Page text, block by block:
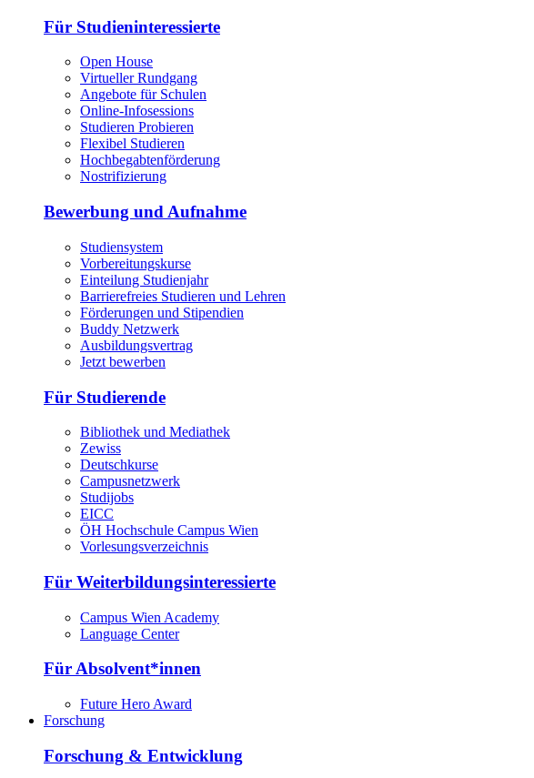
Für Studieninteressierte
Open House
Virtueller Rundgang
Angebote für Schulen
Online-Infosessions
Studieren Probieren
Flexibel Studieren
Hochbegabtenförderung
Nostrifizierung
Bewerbung und Aufnahme
Studiensystem
Vorbereitungskurse
Einteilung Studienjahr
Barrierefreies Studieren und Lehren
Förderungen und Stipendien
Buddy Netzwerk
Ausbildungsvertrag
Jetzt bewerben
Für Studierende
Bibliothek und Mediathek
Zewiss
Deutschkurse
Campusnetzwerk
Studijobs
EICC
ÖH Hochschule Campus Wien
Vorlesungsverzeichnis
Für Weiterbildungsinteressierte
Campus Wien Academy
Language Center
Für Absolvent*innen
Future Hero Award
Forschung
Forschung & Entwicklung